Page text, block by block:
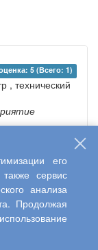
5 (Всего: 1)
, технический
вопросы,
и
сотрудника
сотрудников
его
сервис
анализа
Продолжая